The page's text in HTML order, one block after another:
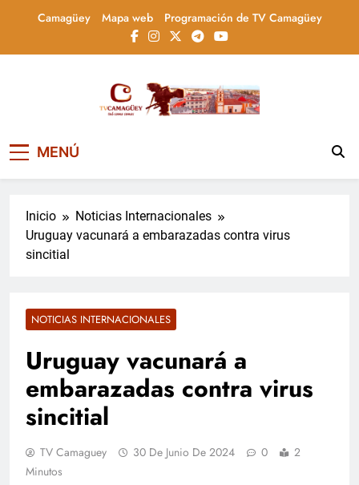
Camagüey Mapa web Programación de TV Camagüey
Televisión Camagüey,
Cuba
informa, educa y entretiene con contenidos
la actualidad nacional
MENÚ
Inicio
Noticias Internacionales
Uruguay vacunará a embarazadas contra virus
sincitial
NOTICIAS INTERNACIONALES
Uruguay vacunará a
embarazadas contra virus
sincitial
TV Camaguey 30 De Junio De 2024 0
2
Minutos